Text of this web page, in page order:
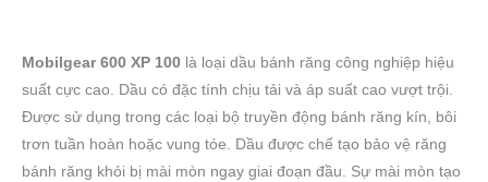
Mobilgear 600 XP 100 là loại dầu bánh răng công nghiệp hiệu
suất cực cao. Dầu có đặc tính chịu tải và áp suất cao vượt trội.
Được sử dụng trong các loại bộ truyền động bánh răng kín, bôi
trơn tuần hoàn hoặc vung tóe. Dầu được chế tạo bảo vệ răng
bánh răng khỏi bị mài mòn ngay giai đoạn đầu. Sự mài mòn tạo